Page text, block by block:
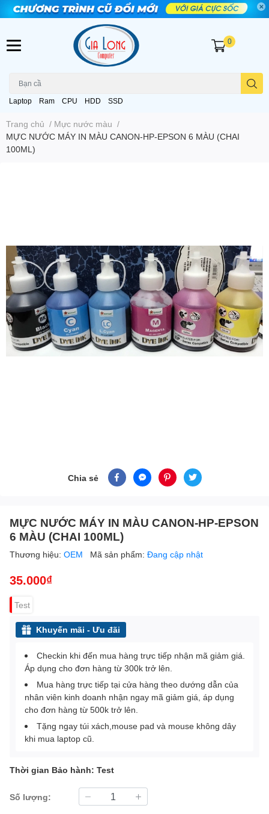
Laptop Ram CPU HDD SSD
0
Trang chủ / Mực nước màu /
MỰC NƯỚC MÁY IN MÀU CANON-HP-EPSON 6 MÀU (CHAI
100ML)
Chia sẻ
MỰC NƯỚC MÁY IN MÀU CANON-HP-EPSON
6 MÀU (CHAI 100ML)
Thương hiệu: OEM Mã sản phẩm: Đang cập nhật
35.000₫
Test
Khuyến mãi - Ưu đãi
Checkin khi đến mua hàng trực tiếp nhận mã giảm giá.
Áp dụng cho đơn hàng từ 300k trở lên.
Mua hàng trực tiếp tại cửa hàng theo dướng dẫn của
nhân viên kinh doanh nhận ngay mã giảm giá, áp dụng
cho đơn hàng từ 500k trở lên.
Tặng ngay túi xách,mouse pad và mouse không dây
khi mua laptop cũ.
Thời gian Bảo hành: Test
Số lượng: